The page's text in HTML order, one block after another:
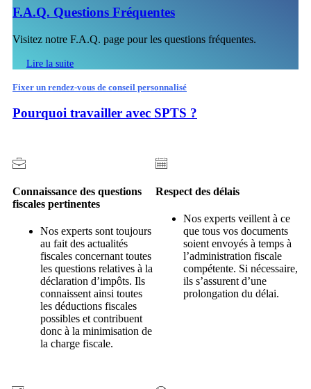
F.A.Q. Questions Fréquentes
Visitez notre F.A.Q. page pour les questions fréquentes.
Lire la suite
Fixer un rendez-vous de conseil personnalisé
Pourquoi travailler avec SPTS ?
Connaissance des questions
fiscales pertinentes
Nos experts sont toujours
au fait des actualités
fiscales concernant toutes
les questions relatives à la
déclaration d’impôts. Ils
connaissent ainsi toutes
les déductions fiscales
possibles et contribuent
donc à la minimisation de
la charge fiscale.
Respect des délais
Nos experts veillent à ce
que tous vos documents
soient envoyés à temps à
l’administration fiscale
compétente. Si nécessaire,
ils s’assurent d’une
prolongation du délai.